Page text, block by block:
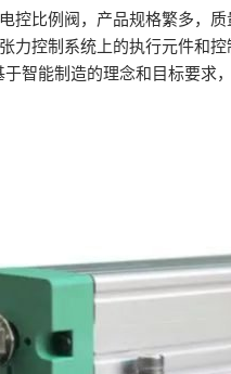
控比例阀，产品规格繁多，
力控制系统上的执行元件和
智能制造的理念和目标要